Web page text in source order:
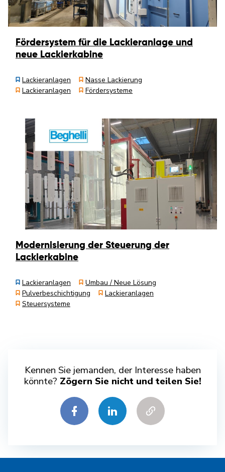
Fördersystem für die Lackieranlage und
neue Lackierkabine
Lackieranlagen
Nasse Lackierung
Lackieranlagen
Fördersysteme
Modernisierung der Steuerung der
Lackierkabine
Lackieranlagen
Umbau / Neue Lösung
Pulverbeschichtigung
Lackieranlagen
Steuersysteme
Kennen Sie jemanden, der Interesse haben
könnte? Zögern Sie nicht und teilen Sie!